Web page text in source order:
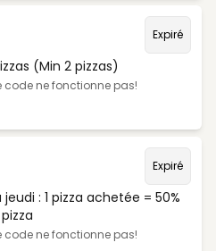
Expiré
(Min 2 pizzas)
code ne fonctionne pas!
Expiré
: 1 pizza achetée = 50%
code ne fonctionne pas!